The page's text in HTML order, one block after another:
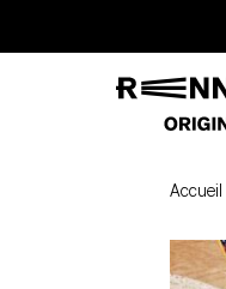
Accueil